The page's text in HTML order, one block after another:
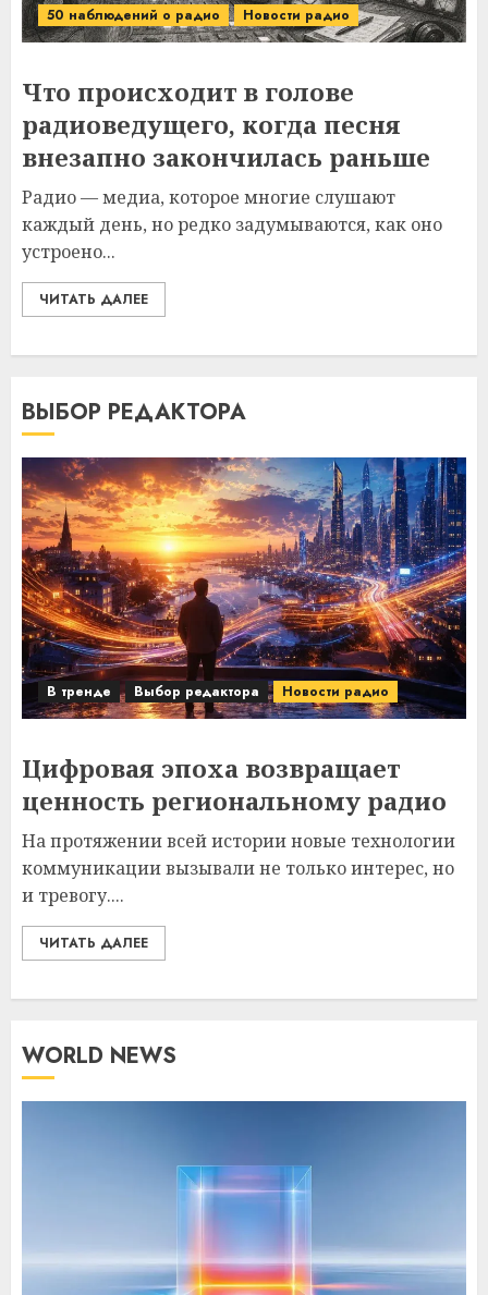
50 наблюдений о радио Новости радио
Что происходит в голове
радиоведущего, когда песня
внезапно закончилась раньше
Радио — медиа, которое многие слушают
каждый день, но редко задумываются, как оно
устроено...
ЧИТАТЬ ДАЛЕЕ
ВЫБОР РЕДАКТОРА
В тренде Выбор редактора Новости радио
Цифровая эпоха возвращает
ценность региональному радио
На протяжении всей истории новые технологии
коммуникации вызывали не только интерес, но
и тревогу....
ЧИТАТЬ ДАЛЕЕ
WORLD NEWS